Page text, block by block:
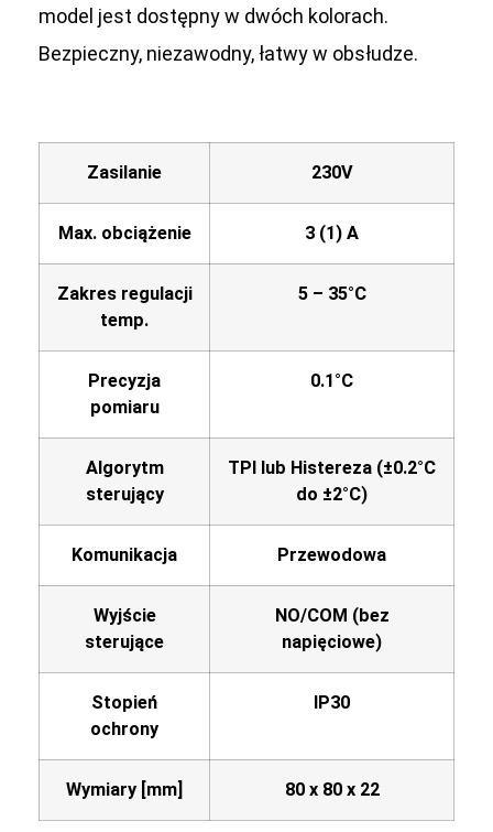
model jest dostępny w dwóch kolorach.
Bezpieczny, niezawodny, łatwy w obsłudze.
Zasilanie 230V
Max. obciążenie 3 (1) A
Zakres regulacji
temp.
5 – 35°C
Precyzja
pomiaru
0.1°C
Algorytm
sterujący
TPI lub Histereza (±0.2°C
do ±2°C)
Komunikacja Przewodowa
Wyjście
sterujące
NO/COM (bez
napięciowe)
Stopień
ochrony
IP30
Wymiary [mm] 80 x 80 x 22